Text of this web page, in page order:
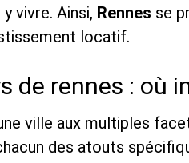
vivre. Ainsi, Rennes se
locatif.
de rennes : où
ville aux multiples
des atouts